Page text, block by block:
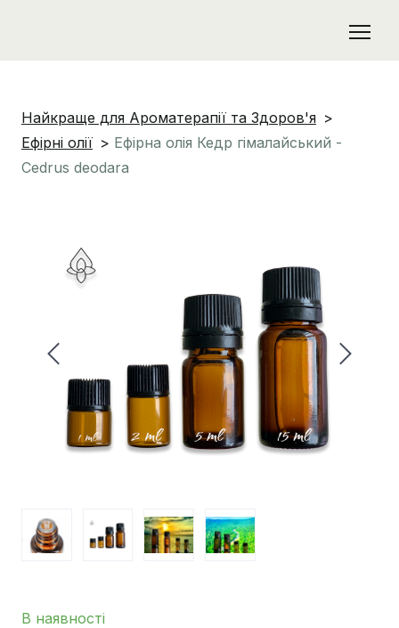
Найкраще для Ароматерапії та Здоров'я
Ефірні олії
Ефірна олія Кедр гімалайський -
Cedrus deodara
В наявності